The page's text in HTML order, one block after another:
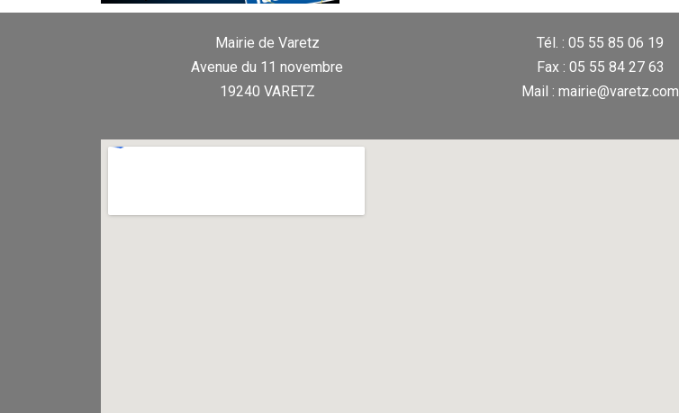
Mairie de Varetz
Avenue du 11 novembre
19240 VARETZ
Tél. : 05 55 85 06 19
Fax : 05 55 84 27 63
Mail : mairie@varetz.com